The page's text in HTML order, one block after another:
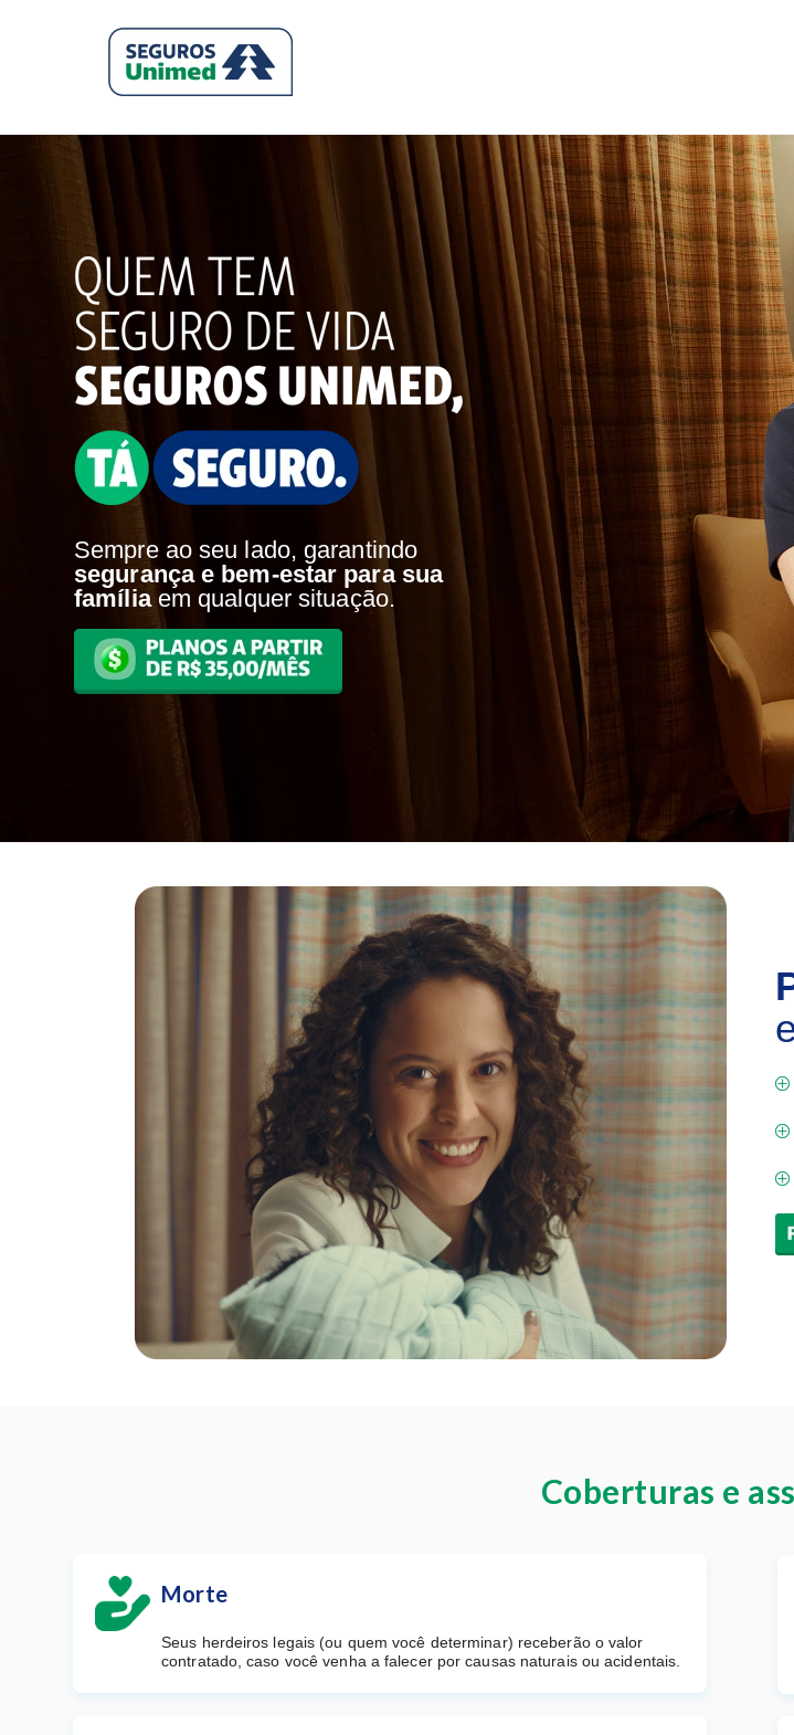
Sempre ao seu lado, garantindo
segurança e bem-estar para sua
família em qualquer situação.
Coberturas e
Morte
Seus herdeiros legais (ou quem você determinar) receberão o valor
contratado, caso você venha a falecer por causas naturais ou acidentais.